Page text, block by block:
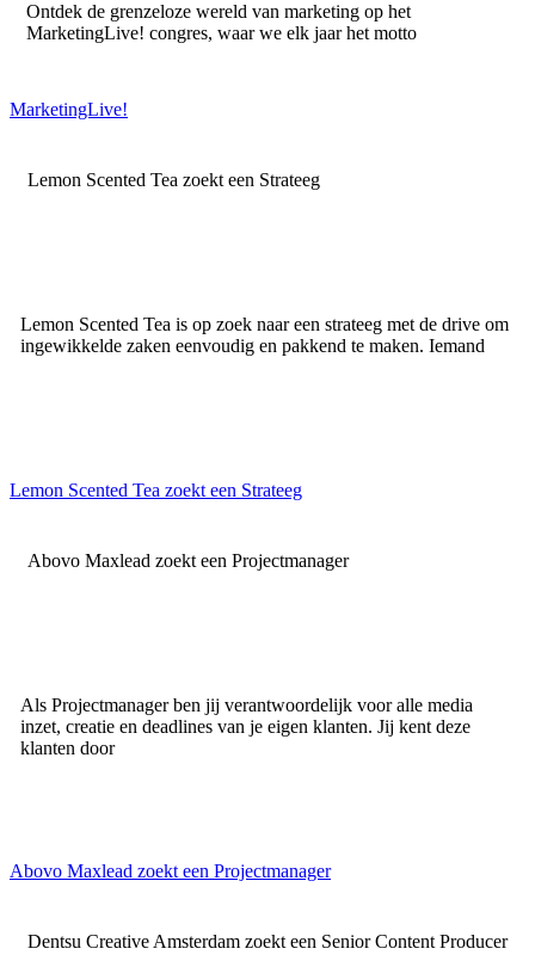
Ontdek de grenzeloze wereld van marketing op het
MarketingLive! congres, waar we elk jaar het motto
MarketingLive!
Lemon Scented Tea zoekt een Strateeg
Lemon Scented Tea is op zoek naar een strateeg met de drive om
ingewikkelde zaken eenvoudig en pakkend te maken. Iemand
Lemon Scented Tea zoekt een Strateeg
Abovo Maxlead zoekt een Projectmanager
Als Projectmanager ben jij verantwoordelijk voor alle media
inzet, creatie en deadlines van je eigen klanten. Jij kent deze
klanten door
Abovo Maxlead zoekt een Projectmanager
Dentsu Creative Amsterdam zoekt een Senior Content Producer